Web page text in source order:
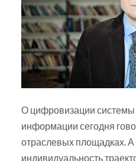
О цифровизации системы
информации сегодня
отраслевых площадках. А
индивидуальность